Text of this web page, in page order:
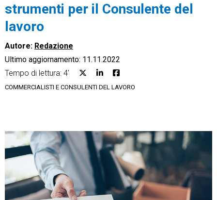
Ecommerce
Financial Solutions
Trust Services
strumenti per il Consulente del
lavoro
Autore: Redazione
Ultimo aggiornamento: 11.11.2022
Tempo di lettura: 4'
COMMERCIALISTI E CONSULENTI DEL LAVORO